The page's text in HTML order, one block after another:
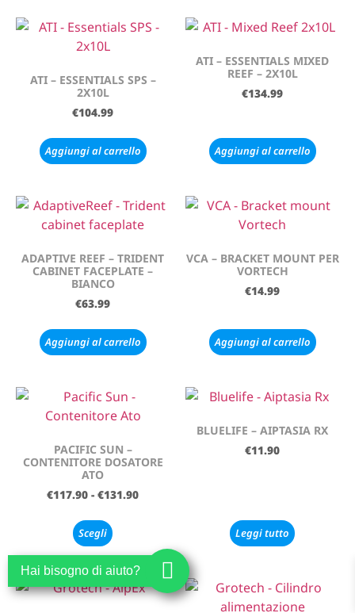
ATI – ESSENTIALS SPS –
2X10L
€104.99
Aggiungi al carrello
ATI – ESSENTIALS MIXED
REEF – 2X10L
€134.99
Aggiungi al carrello
ADAPTIVE REEF – TRIDENT
CABINET FACEPLATE –
BIANCO
€63.99
Aggiungi al carrello
VCA – BRACKET MOUNT PER
VORTECH
€14.99
Aggiungi al carrello
PACIFIC SUN –
CONTENITORE DOSATORE
ATO
€117.90 - €131.90
Scegli
BLUELIFE – AIPTASIA RX
€11.90
Leggi tutto
Hai bisogno di aiuto?